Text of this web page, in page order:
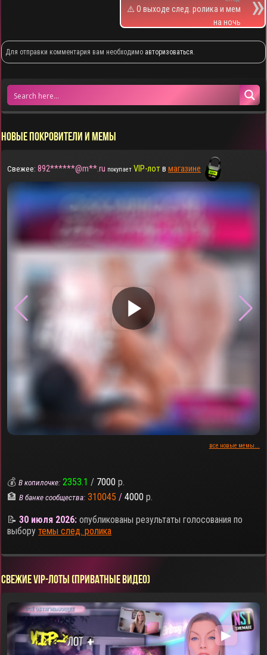
⚠️ О выходе след. ролика и мем
на ночь
Для отправки комментария вам необходимо авторизоваться.
НОВЫЕ ПОКРОВИТЕЛИ И МЕМЫ
Свежее: 892******@m**.ru покупает VIP-лотвмагазине
▶
все новые мемы...
💰В копилочке: 2353.1 / 7000 р.
🏦В банке сообщества: 310045 / 4000 р.
📝30 июля 2026: опубликованы результаты голосования по
выборутемы след. ролика
СВЕЖИЕ VIP-ЛОТЫ (ПРИВАТНЫЕ ВИДЕО)
▶